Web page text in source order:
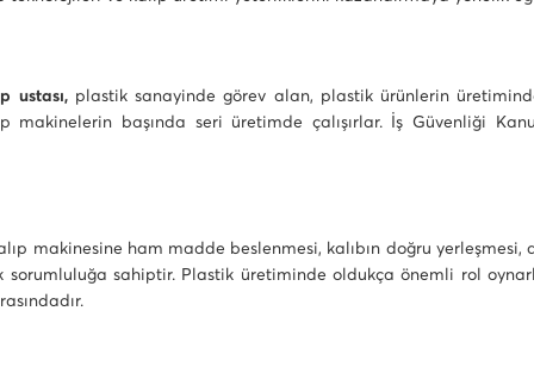
ustası, plastik sanayinde görev alan, plastik ürünlerin
makinelerin başında seri üretimde çalışırlar. İş Güvenliği
makinesine ham madde beslenmesi, kalıbın doğru yerleşmesi,
sorumluluğa sahiptir. Plastik üretiminde oldukça önemli rol